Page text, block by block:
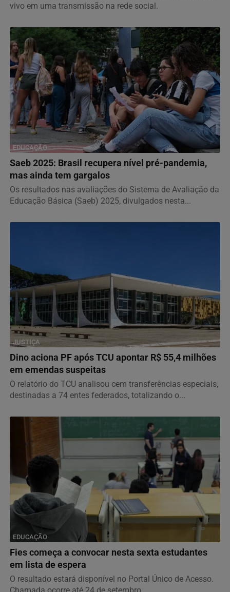
vivo em uma transmissão na rede social.
EDUCAÇÃO
Saeb 2025: Brasil recupera nível pré-pandemia,
mas ainda tem gargalos
Os resultados nas avaliações do Sistema de Avaliação da
Educação Básica (Saeb) 2025, divulgados nesta...
JUSTIÇA
Dino aciona PF após TCU apontar R$ 55,4 milhões
em emendas suspeitas
O relatório do TCU analisou cem transferências especiais,
destinadas a 74 entes federados, totalizando o...
EDUCAÇÃO
Fies começa a convocar nesta sexta estudantes
em lista de espera
O resultado estará disponível no Portal Único de Acesso.